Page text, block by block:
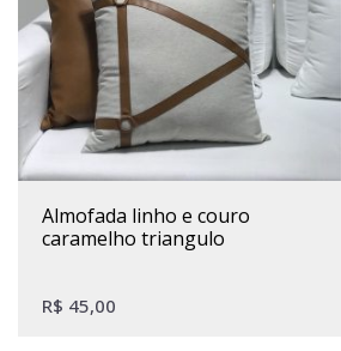
almofada linho e couro
caramelho triangulo
R$ 45,00